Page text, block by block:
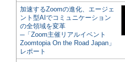
加速するZoomの進化、エージェ
ント型AIでコミュニケーション
の全領域を変革
─「Zoom主催リアルイベント
Zoomtopia On the Road Japan」
レポート